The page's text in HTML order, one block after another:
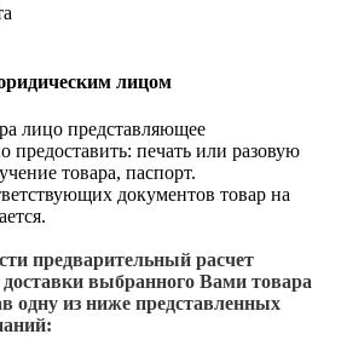
лицом
лицо представляющее
предоставить: печать или разовую
товара, паспорт.
документов товар на
предварительный расчет
выбранного Вами товара
одну из ниже представленных